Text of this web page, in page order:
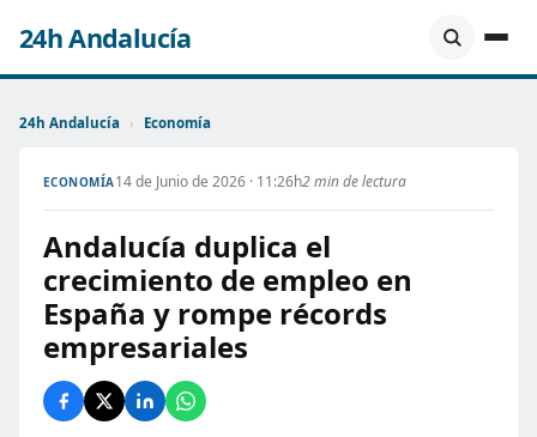
24h Andalucía
24h Andalucía › Economía
ECONOMÍA14 de Junio de 2026 · 11:26h2 min de lectura
Andalucía duplica el
crecimiento de empleo en
España y rompe récords
empresariales